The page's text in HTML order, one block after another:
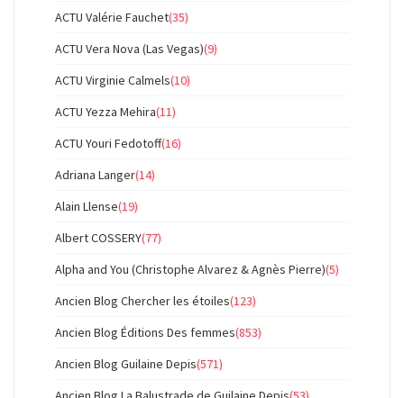
ACTU Valérie Fauchet(35)
ACTU Vera Nova (Las Vegas)(9)
ACTU Virginie Calmels(10)
ACTU Yezza Mehira(11)
ACTU Youri Fedotoff(16)
Adriana Langer(14)
Alain Llense(19)
Albert COSSERY(77)
Alpha and You (Christophe Alvarez & Agnès Pierre)(5)
Ancien Blog Chercher les étoiles(123)
Ancien Blog Éditions Des femmes(853)
Ancien Blog Guilaine Depis(571)